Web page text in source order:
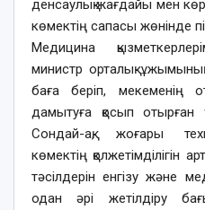
денсаулық жағдайы мен
көмектің сапасы жөнінде
Медицина
министр орталық
баға беріп, мекеменің
дамытуға қосып отырған
Сондай-ақ, жоғары
көмектің қолжетімділігін
тәсілдерін енгізу және
одан әрі жетілдіру